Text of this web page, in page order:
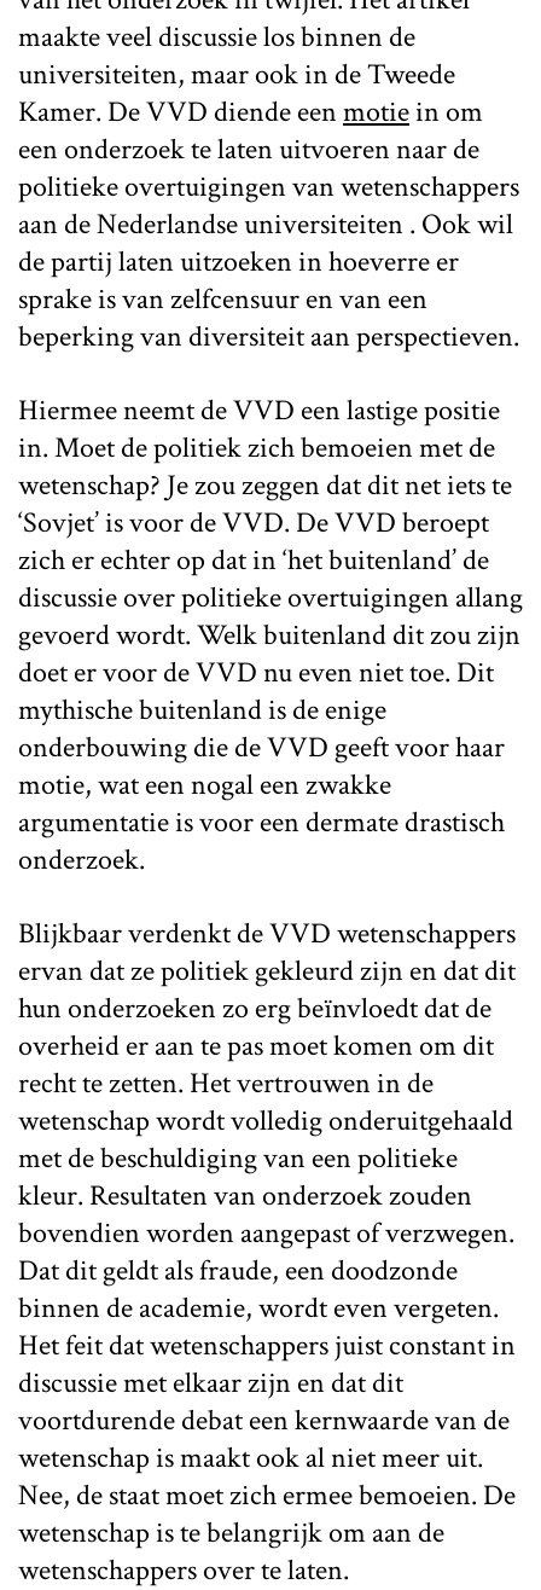
maakte veel discussie los binnen de
universiteiten, maar ook in de Tweede
Kamer. De VVD diende eenmotiein om
een onderzoek te laten uitvoeren naar de
politieke overtuigingen van wetenschappers
aan de Nederlandse universiteiten . Ook wil
de partij laten uitzoeken in hoeverre er
sprake is van zelfcensuur en van een
beperking van diversiteit aan perspectieven.
Hiermee neemt de VVD een lastige positie
in. Moet de politiek zich bemoeien met de
wetenschap? Je zou zeggen dat dit net iets te
‘Sovjet’ is voor de VVD. De VVD beroept
zich er echter op dat in ‘het buitenland’ de
discussie over politieke overtuigingen allang
gevoerd wordt. Welk buitenland dit zou zijn
doet er voor de VVD nu even niet toe. Dit
mythische buitenland is de enige
onderbouwing die de VVD geeft voor haar
motie, wat een nogal een zwakke
argumentatie is voor een dermate drastisch
onderzoek.
Blijkbaar verdenkt de VVD wetenschappers
ervan dat ze politiek gekleurd zijn en dat dit
hun onderzoeken zo erg beïnvloedt dat de
overheid er aan te pas moet komen om dit
recht te zetten. Het vertrouwen in de
wetenschap wordt volledig onderuitgehaald
met de beschuldiging van een politieke
kleur. Resultaten van onderzoek zouden
bovendien worden aangepast of verzwegen.
Dat dit geldt als fraude, een doodzonde
binnen de academie, wordt even vergeten.
Het feit dat wetenschappers juist constant in
discussie met elkaar zijn en dat dit
voortdurende debat een kernwaarde van de
wetenschap is maakt ook al niet meer uit.
Nee, de staat moet zich ermee bemoeien. De
wetenschap is te belangrijk om aan de
wetenschappers over te laten.